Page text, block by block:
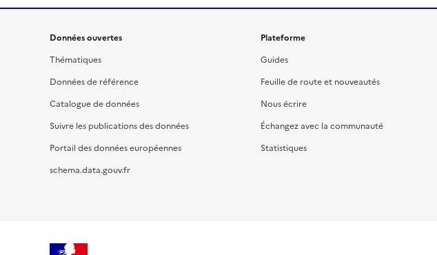
Données ouvertes
Thématiques
Données de référence
Catalogue de données
Suivre les publications des données
Portail des données européennes
schema.data.gouv.fr
Plateforme
Guides
Feuille de route et nouveautés
Nous écrire
Échangez avec la communauté
Statistiques